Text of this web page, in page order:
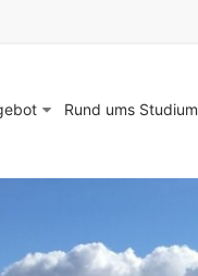
Rund ums Studium